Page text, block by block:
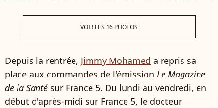
VOIR LES 16 PHOTOS
Depuis la rentrée, Jimmy Mohamed a repris sa
place aux commandes de l'émission Le Magazine
de la Santé sur France 5. Du lundi au vendredi, en
début d'après-midi sur France 5, le docteur